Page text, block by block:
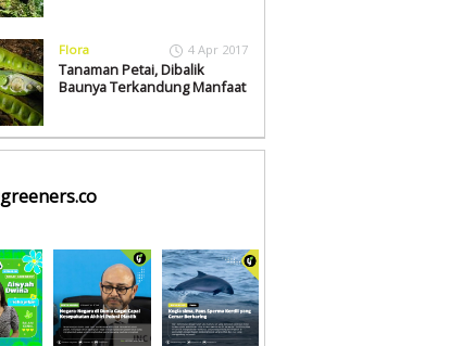
Flora 4 Apr 2017
Tanaman Petai, Dibalik
Baunya Terkandung Manfaat
greeners.co